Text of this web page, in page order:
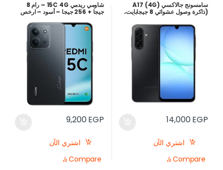
سامسونج جالاكسي A17 (4G)
(ذاكرة وصول عشوائي 8 جيجابايت،
شاشة Super AMOLED 90 هرتز،
كاميرا 50 ميجابكسل مثبت بصري،
بطارية 5000 مللي أمبير/ساعة |
ارخص سعر في مصر
14,000EGP
اشتري الآن
Compare
شاومي ريدمي 15C 4G – رام 8
جيجا + 256 جيجا – أسود – ارخص
9,200EGP
اشتري الآن
Compare